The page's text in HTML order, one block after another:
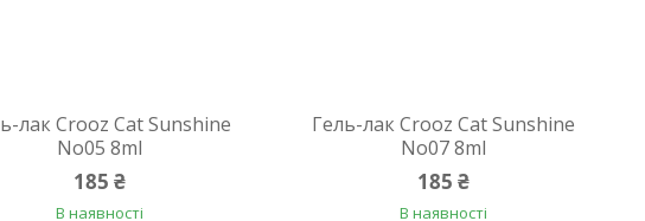
лак Crooz Cat Sunshine
No05 8ml
185 ₴
В наявності
Гель-лак Crooz Cat Sunshine
No07 8ml
185 ₴
В наявності